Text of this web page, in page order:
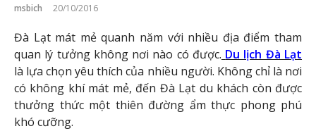
msbich 20/10/2016
Đà Lạt mát mẻ quanh năm với nhiều địa điểm tham
quan lý tưởng không nơi nào có được. Du lịch Đà Lạt
là lựa chọn yêu thích của nhiều người. Không chỉ là nơi
có không khí mát mẻ, đến Đà Lạt du khách còn được
thưởng thức một thiên đường ẩm thực phong phú
khó cưỡng.